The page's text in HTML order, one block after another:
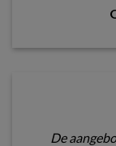
De